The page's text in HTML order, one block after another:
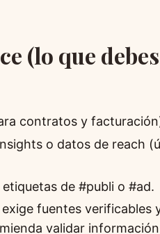
(lo que
contratos y
o datos de reach
de #publi o #ad.
fuentes verificables
validar